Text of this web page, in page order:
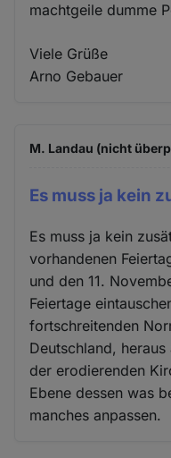
machtgeile dumme
Viele Grüße
Arno Gebauer
M. Landau (nicht
Es muss ja kein
Es muss ja kein
vorhandenen
und den 11.
Feiertage
fortschreitenden
Deutschland,
der erodierenden
Ebene dessen was
manches anpassen.